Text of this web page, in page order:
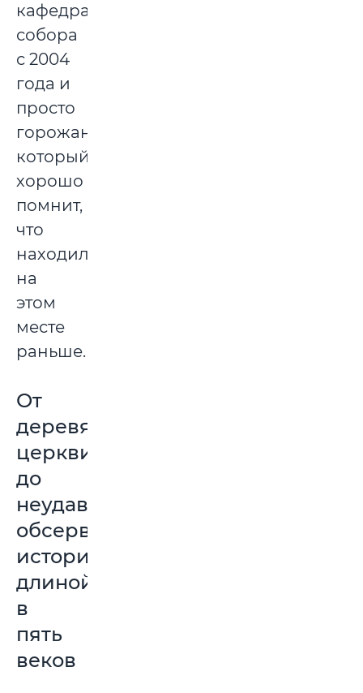
кафедрального
собора
с 2004
года и
просто
горожанин,
который
хорошо
помнит,
что
находилось
на
этом
месте
раньше.
От
деревянной
церкви
до
неудавшейся
обсерватории:
история
длиной
в
пять
веков